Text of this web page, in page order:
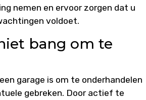
nemen en ervoor zorgen dat u
voldoet.
bang om te
garage is om te onderhandelen
gebreken. Door actief te